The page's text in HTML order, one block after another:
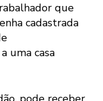
que
cadastrada
uma casa